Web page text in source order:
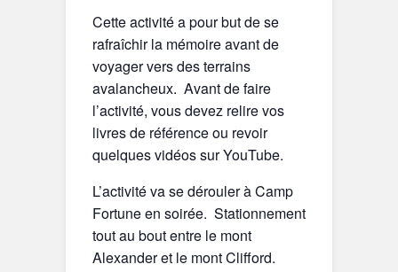
Cette activité a pour but de se
rafraîchir la mémoire avant de
voyager vers des terrains
avalancheux. Avant de faire
l’activité, vous devez relire vos
livres de référence ou revoir
quelques vidéos sur YouTube.
L’activité va se dérouler à Camp
Fortune en soirée. Stationnement
tout au bout entre le mont
Alexander et le mont Clifford.